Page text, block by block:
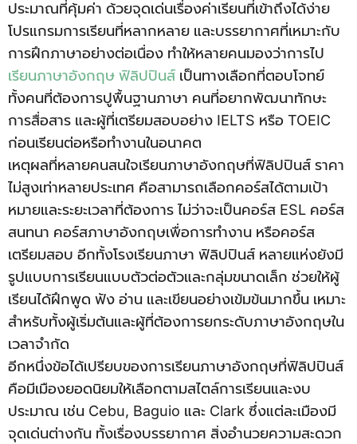
ประมาณที่คุ้มค่า ด้วยจุดเด่นเรื่องค่าเรียนที่เข้าถึงได้ง่าย
โปรแกรมการเรียนที่หลากหลาย และบรรยากาศที่เหมาะกับ
การฝึกภาษาอย่างต่อเนื่อง ทำให้หลายคนมองว่าการไป
เรียนภาษาอังกฤษ ฟิลิปปินส์ เป็นทางเลือกที่ตอบโจทย์
ทั้งคนที่ต้องการปูพื้นฐานภาษา คนที่อยากพัฒนาทักษะ
การสื่อสาร และผู้ที่เตรียมสอบอย่าง IELTS หรือ TOEIC
ก่อนเรียนต่อหรือทำงานในอนาคต
เหตุผลที่หลายคนสนใจเรียนภาษาอังกฤษที่ฟิลิปปินส์ ราคา
ไม่สูงเท่าหลายประเทศ คือสามารถเลือกคอร์สได้ตามเป้า
หมายและระยะเวลาที่ต้องการ ไม่ว่าจะเป็นคอร์ส ESL คอร์ส
สนทนา คอร์สภาษาอังกฤษเพื่อการทำงาน หรือคอร์ส
เตรียมสอบ อีกทั้งโรงเรียนภาษา ฟิลิปปินส์ หลายแห่งยังมี
รูปแบบการเรียนแบบตัวต่อตัวและกลุ่มขนาดเล็ก ช่วยให้ผู้
เรียนได้ฝึกพูด ฟัง อ่าน และเขียนอย่างเข้มข้นมากขึ้น เหมาะ
สำหรับทั้งผู้เริ่มต้นและผู้ที่ต้องการยกระดับภาษาอังกฤษใน
เวลาจำกัด
อีกหนึ่งข้อได้เปรียบของการเรียนภาษาอังกฤษที่ฟิลิปปินส์
คือมีเมืองยอดนิยมให้เลือกตามสไตล์การเรียนและงบ
ประมาณ เช่น Cebu, Baguio และ Clark ซึ่งแต่ละเมืองมี
จุดเด่นต่างกัน ทั้งเรื่องบรรยากาศ สิ่งอำนวยความสะดวก